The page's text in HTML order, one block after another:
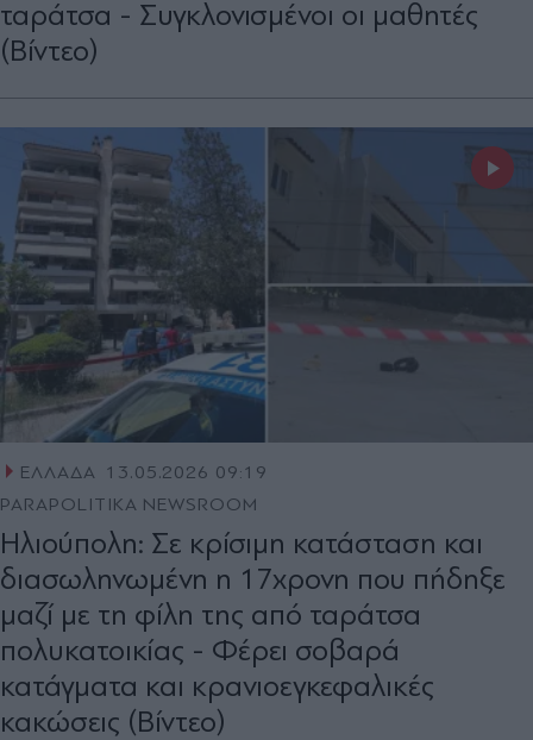
ταράτσα - Συγκλονισμένοι οι μαθητές
(Βίντεο)
ΕΛΛΑΔΑ 13.05.2026 09:19
PARAPOLITIKA NEWSROOM
Ηλιούπολη: Σε κρίσιμη κατάσταση και
διασωληνωμένη η 17χρονη που πήδηξε
μαζί με τη φίλη της από ταράτσα
πολυκατοικίας - Φέρει σοβαρά
κατάγματα και κρανιοεγκεφαλικές
κακώσεις (Βίντεο)